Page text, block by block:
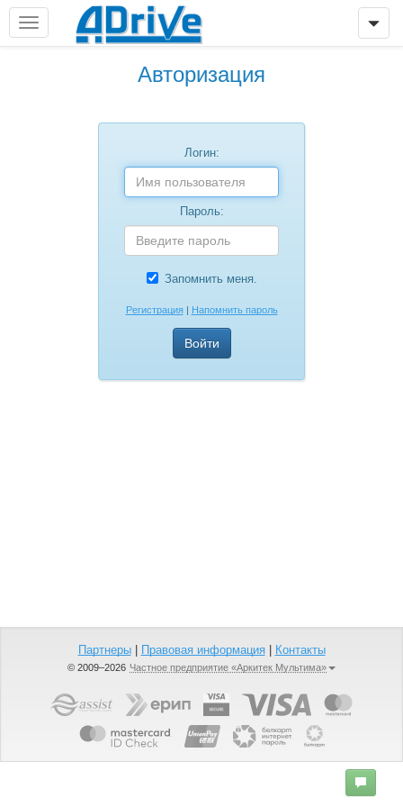
Авторизация
Логин:
Пароль:
Запомнить меня.
Регистрация| Напомнить пароль
Партнеры| Правовая информация| Контакты
© 2009–2026 Частное предприятие «Аркитек Мультима»